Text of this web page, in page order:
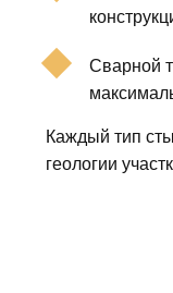
Сварной
Каждый тип
геологии